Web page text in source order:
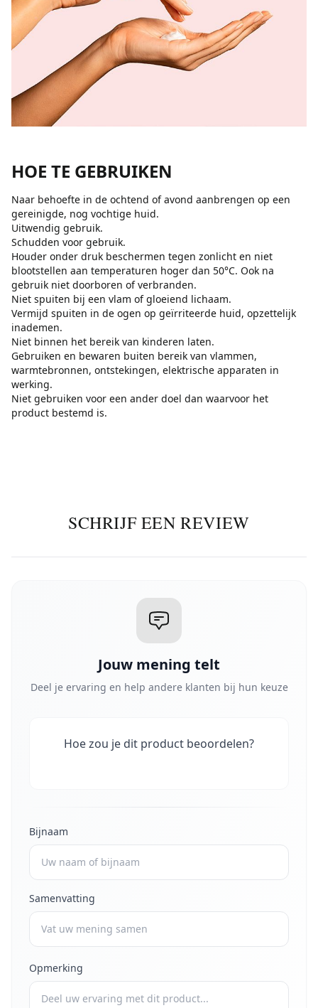
HOE TE GEBRUIKEN
Naar behoefte in de ochtend of avond aanbrengen op een
gereinigde, nog vochtige huid.
Uitwendig gebruik.
Schudden voor gebruik.
Houder onder druk beschermen tegen zonlicht en niet
blootstellen aan temperaturen hoger dan 50°C. Ook na
gebruik niet doorboren of verbranden.
Niet spuiten bij een vlam of gloeiend lichaam.
Vermijd spuiten in de ogen op geïrriteerde huid, opzettelijk
inademen.
Niet binnen het bereik van kinderen laten.
Gebruiken en bewaren buiten bereik van vlammen,
warmtebronnen, ontstekingen, elektrische apparaten in
werking.
Niet gebruiken voor een ander doel dan waarvoor het
product bestemd is.
SCHRIJF EEN REVIEW
Jouw mening telt
Deel je ervaring en help andere klanten bij hun keuze
Hoe zou je dit product beoordelen?
Bijnaam
Samenvatting
Opmerking